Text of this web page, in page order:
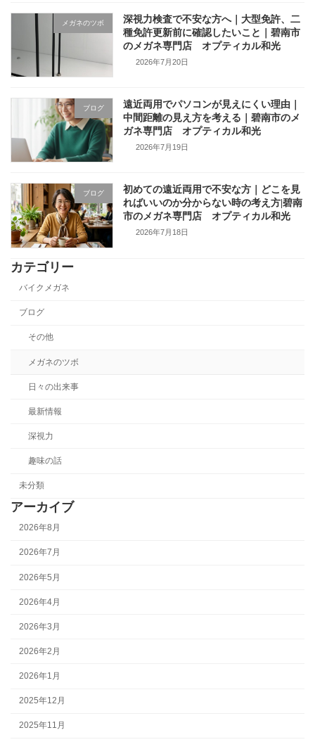
メガネのツボ
深視力検査で不安な方へ｜大型免許、二
種免許更新前に確認したいこと｜碧南市
のメガネ専門店 オプティカル和光
2026年7月20日
ブログ
遠近両用でパソコンが見えにくい理由｜
中間距離の見え方を考える｜碧南市のメ
ガネ専門店 オプティカル和光
2026年7月19日
ブログ
初めての遠近両用で不安な方｜どこを見
ればいいのか分からない時の考え方|碧南
市のメガネ専門店 オプティカル和光
2026年7月18日
カテゴリー
バイクメガネ
ブログ
その他
メガネのツボ
日々の出来事
最新情報
深視力
趣味の話
未分類
アーカイブ
2026年8月
2026年7月
2026年5月
2026年4月
2026年3月
2026年2月
2026年1月
2025年12月
2025年11月